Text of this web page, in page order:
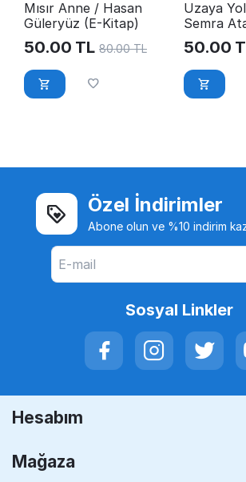
Mısır Anne / Hasan
Güleryüz (E-Kitap)
50.00 TL 80.00 TL
Uzaya
Semra
50.00
Özel İndirimler
Abone olun ve %10 indirim
Sosyal Linkler
Hesabım
Mağaza